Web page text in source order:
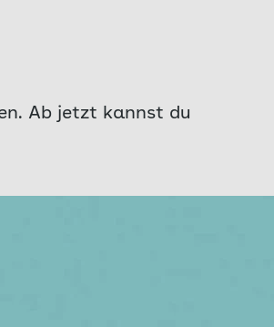
Ab jetzt kannst du